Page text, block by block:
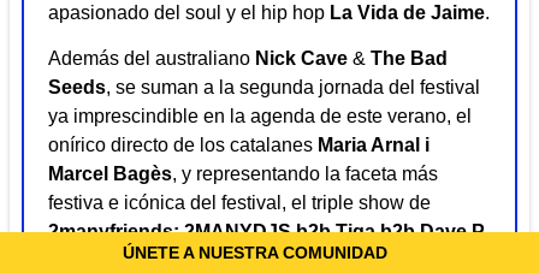
ÚNETE A NUESTRA COMUNIDAD
apasionado del soul y el hip hop La Vida de Jaime.
Además del australiano Nick Cave & The Bad
Seeds, se suman a la segunda jornada del festival
ya imprescindible en la agenda de este verano, el
onírico directo de los catalanes Maria Arnal i
Marcel Bagès, y representando la faceta más
festiva e icónica del festival, el triple show de
2manyfriends: 2MANYDJS b2b Tiga b2b Dave P.
En lugar de los previamente anunciados Soulwax,